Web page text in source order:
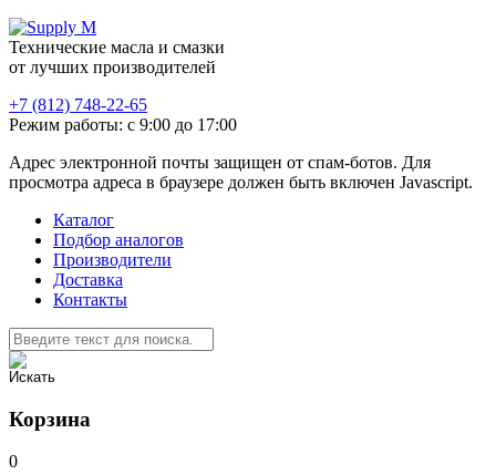
Технические масла и смазки
от лучших производителей
+7 (812) 748-22-65
Режим работы: с 9:00 до 17:00
Адрес электронной почты защищен от спам-ботов. Для
просмотра адреса в браузере должен быть включен Javascript.
Каталог
Подбор аналогов
Производители
Доставка
Контакты
Корзина
0